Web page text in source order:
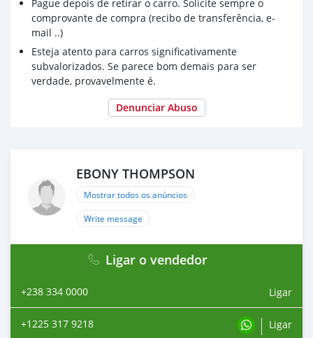
Pague depois de retirar o carro. Solicite sempre o
comprovante de compra (recibo de transferência, e-
mail ..)
Esteja atento para carros significativamente
subvalorizados. Se parece bom demais para ser
verdade, provavelmente é.
Denunciar Abuso
EBONY THOMPSON
Mostrar todos os anúncios
Write message
Ligar o vendedor
+238 334 0000 Ligar
+1225 317 9218 Ligar